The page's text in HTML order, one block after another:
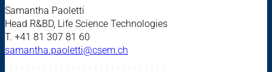
Samantha Paoletti
Head R&BD, Life Science Technologies
T. +41 81 307 81 60
samantha.paoletti@csem.ch